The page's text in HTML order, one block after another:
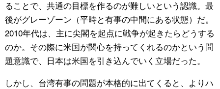
ることで、共通の目標を作るのが難しいという認識。最
後がグレーゾーン（平時と有事の中間にある状態）だ。
2010年代は、主に尖閣を起点に戦争が起きたらどうする
のか。その際に米国が関心を持ってくれるのかという問
題意識で、日本は米国を引き込んでいく立場だった。
しかし、台湾有事の問題が本格的に出てくると、よりハ